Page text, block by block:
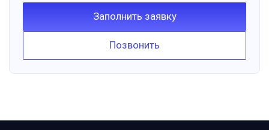
Заполнить заявку
Позвонить